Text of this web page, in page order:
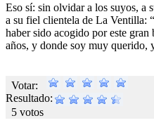
Eso sí: sin olvidar a los suyos, a
a su fiel clientela de La Ventilla:
haber sido acogido por este
años, y donde soy muy querido,
Votar:
Resultado:
5 votos